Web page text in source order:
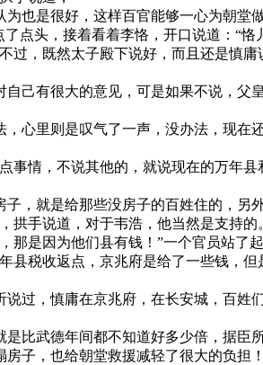
也是很好，这样百官能够一心为朝堂做
点头，接着看着李恪，开口说道：“恪
过，既然太子殿下说好，而且还是慎
己有很大的意见，可是如果不说，
心里则是叹气了一声，没办法，现在还
事情，不说其他的，就说现在的万年
，就是给那些没房子的百姓住的，
拱手说道，对于韦浩，他当然是支持的
那是因为他们县有钱！”一个官员站了
县税收返点，京兆府是给了一些钱，
过，慎庸在京兆府，在长安城，百
比武德年间都不知道好多少倍，据
子，也给朝堂救援减轻了很大的负担